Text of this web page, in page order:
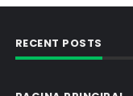
RECENT POSTS